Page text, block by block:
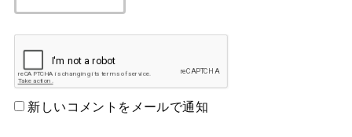
新しいコメントをメールで通知